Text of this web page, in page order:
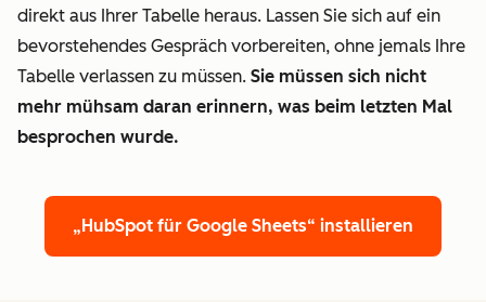
direkt aus Ihrer Tabelle heraus. Lassen Sie sich auf ein
bevorstehendes Gespräch vorbereiten, ohne jemals Ihre
Tabelle verlassen zu müssen. Sie müssen sich nicht
mehr mühsam daran erinnern, was beim letzten Mal
besprochen wurde.
„HubSpot für Google Sheets“ installieren